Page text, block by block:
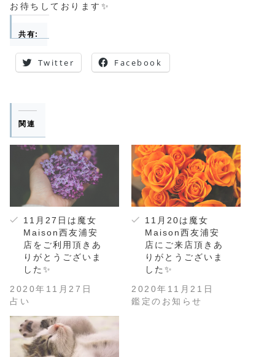
お待ちしております✨
共有:
Twitter Facebook
関連
11月27日は魔女
Maison西友浦安
店をご利用頂きあ
りがとうございま
した✨
2020年11月27日
占い
11月20は魔女
Maison西友浦安
店にご来店頂きあ
りがとうございま
した✨
2020年11月21日
鑑定のお知らせ